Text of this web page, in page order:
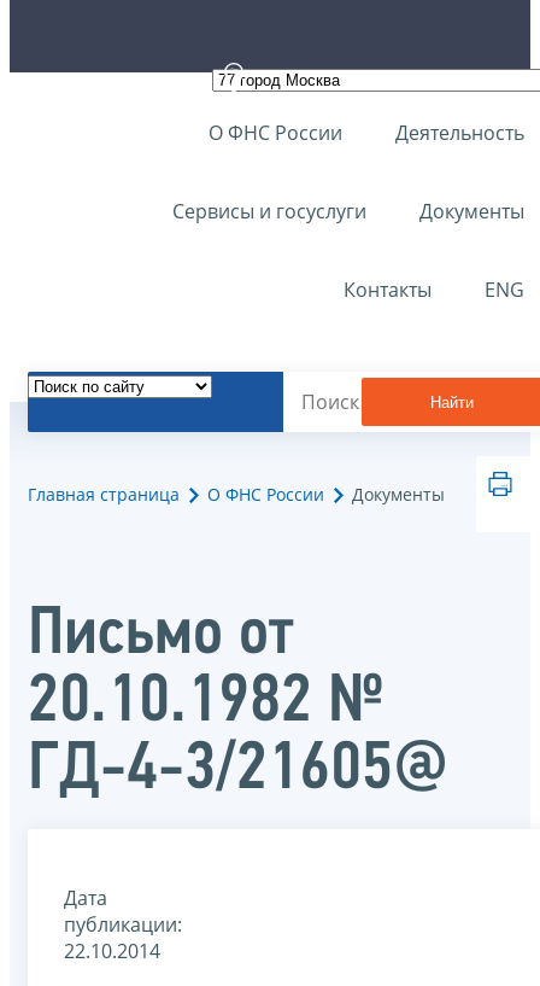
О ФНС России Деятельность
Сервисы и госуслуги Документы
Контакты ENG
Найти
Главная страница О ФНС России Документы
Письмо от
20.10.1982 №
ГД-4-3/21605@
Дата
публикации:
22.10.2014